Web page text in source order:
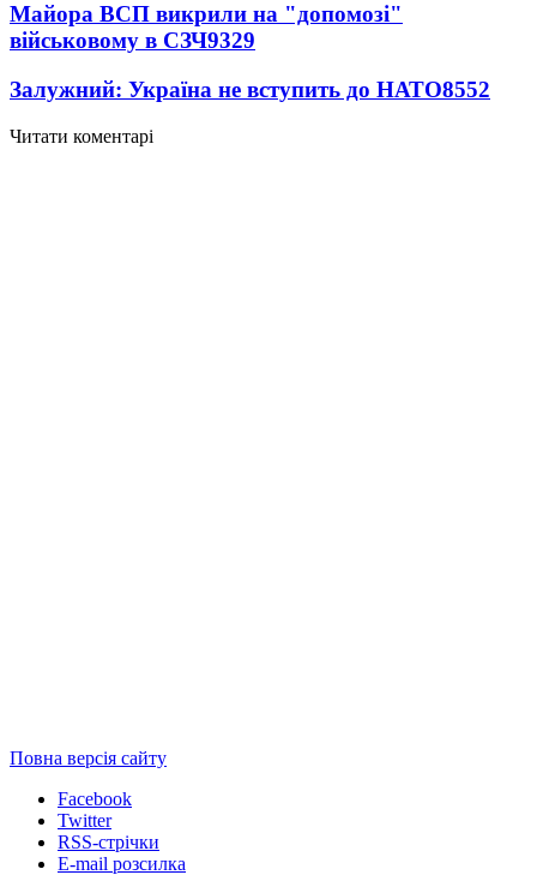
Майора ВСП викрили на "допомозі"
військовому в СЗЧ9329
Залужний: Україна не вступить до НАТО8552
Читати коментарі
Повна версія сайту
Facebook
Twitter
RSS-стрічки
E-mail розсилка